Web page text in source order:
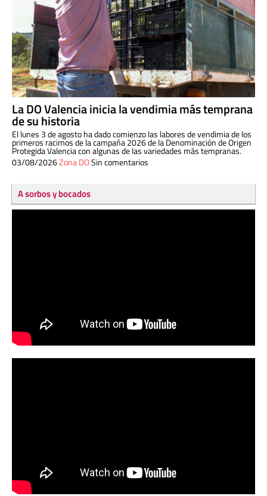
La DO Valencia inicia la vendimia más temprana
de su historia
El lunes 3 de agosto ha dado comienzo las labores de vendimia de los
primeros racimos de la campaña 2026 de la Denominación de Origen
Protegida Valencia con algunas de las variedades más tempranas.
03/08/2026Zona DOSin comentarios
A sorbos y bocados